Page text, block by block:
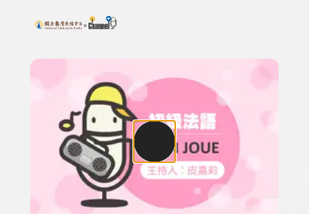
上方功能區塊
搜尋關鍵字：可輸入節目名稱、主持人或關鍵字